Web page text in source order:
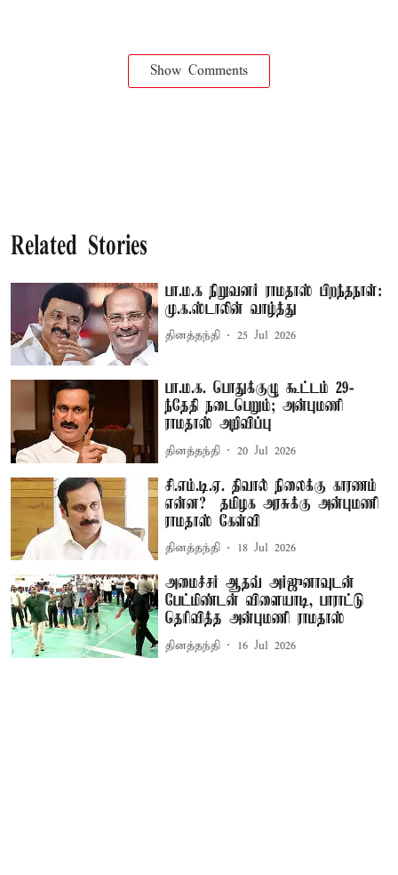
Show Comments
Related Stories
பா.ம.க நிறுவனர் ராமதாஸ் பிறந்தநாள்:
மு.க.ஸ்டாலின் வாழ்த்து
தினத்தந்தி 25 Jul 2026
பா.ம.க. பொதுக்குழு கூட்டம் 29-
ந்தேதி நடைபெறும்; அன்புமணி
ராமதாஸ் அறிவிப்பு
தினத்தந்தி 20 Jul 2026
சி.எம்.டி.ஏ. திவால் நிலைக்கு காரணம்
என்ன? – தமிழக அரசுக்கு அன்புமணி
ராமதாஸ் கேள்வி
தினத்தந்தி 18 Jul 2026
அமைச்சர் ஆதவ் அர்ஜுனாவுடன்
பேட்மிண்டன் விளையாடி, பாராட்டு
தெரிவித்த அன்புமணி ராமதாஸ்
தினத்தந்தி 16 Jul 2026